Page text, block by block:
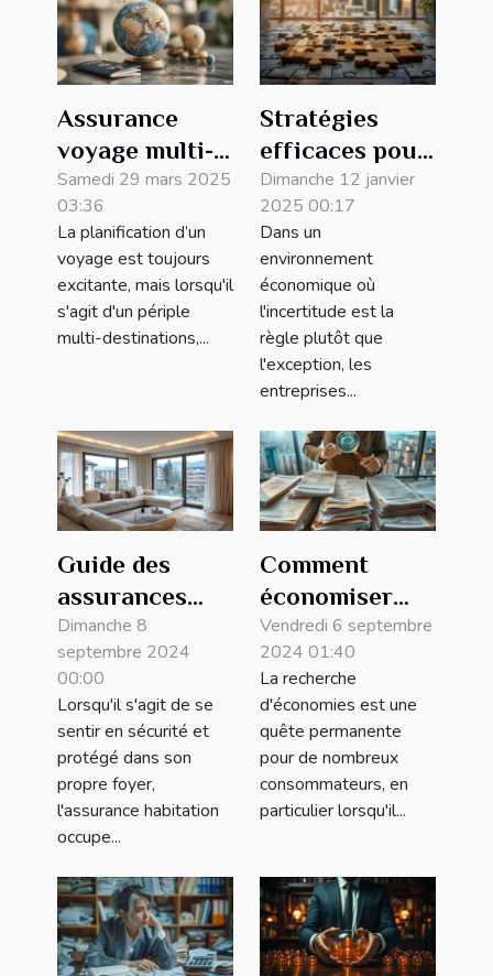
Assurance
voyage multi-
destinations
conseils pour
une
couverture
globale et
économique
Samedi 29 mars 2025
03:36
La planification d’un
voyage est toujours
excitante, mais lorsqu'il
s'agit d'un périple
multi-destinations,...
Stratégies
efficaces pour
optimiser la
gestion des
risques en
entreprise
Dimanche 12 janvier
2025 00:17
Dans un
environnement
économique où
l'incertitude est la
règle plutôt que
l'exception, les
entreprises...
Guide des
assurances
habitation
pour les
propriétaires
et locataires à
Lausanne
Dimanche 8
septembre 2024
00:00
Lorsqu'il s'agit de se
sentir en sécurité et
protégé dans son
propre foyer,
l'assurance habitation
occupe...
Comment
économiser
sur votre
assurance de
prêt avec un
courtier
compétent
Vendredi 6 septembre
2024 01:40
La recherche
d'économies est une
quête permanente
pour de nombreux
consommateurs, en
particulier lorsqu'il...